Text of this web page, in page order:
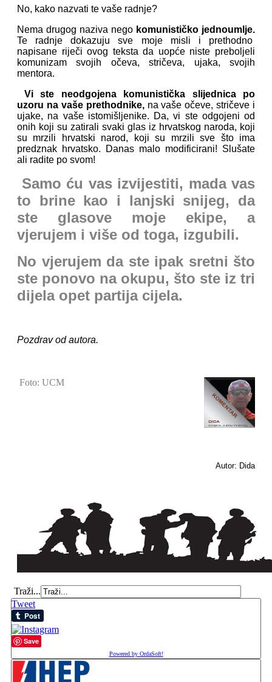
No, kako nazvati te vaše radnje?
Nema drugog naziva nego komunističko jednoumlje.
Te radnje dokazuju sve moje misli i prethodno
napisane riječi ovog teksta da uopće niste preboljeli
komunizam svojih očeva, stričeva, ujaka, svojih
mentora.
Vi ste neodgojena komunistička slijednica po
uzoru na vaše prethodnike,na vaše očeve, stričeve i
ujake, na vaše istomišljenike. Da, vi ste odgojeni od
onih koji su zatirali svaki glas iz hrvatskog naroda, koji
su mrzili hrvatski narod, koji su mrzili sve što ima
predznak hrvatsko. Danas malo modificirani! Slušate
ali radite po svom!
Samo ću vas izvijestiti, mada vas
to brine kao i lanjski snijeg, da
ste glasove moje ekipe, a
vjerujem i više od toga, izgubili.
No vjerujem da ste ipak sretni što
ste ponovo na okupu, što ste iz tri
dijela opet partija cijela.
Pozdrav od autora.
Foto: UCM
Autor: Dida
Traži...
Tweet
Save
Powered by OrdaSoft!